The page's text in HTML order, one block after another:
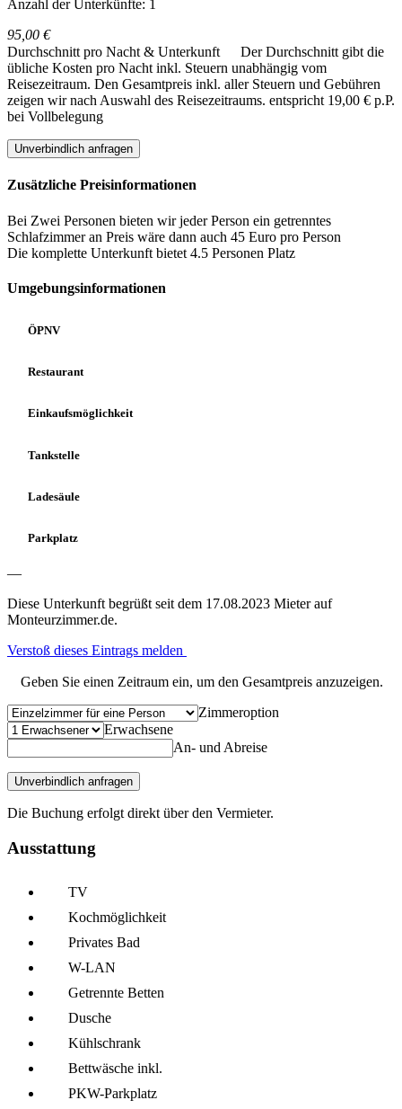
Anzahl der Unterkünfte: 1
95,00 €
Durchschnitt pro Nacht & Unterkunft
Der Durchschnitt gibt die
übliche Kosten pro Nacht inkl. Steuern unabhängig vom
Reisezeitraum. Den Gesamtpreis inkl. aller Steuern und Gebühren
zeigen wir nach Auswahl des Reisezeitraums. entspricht 19,00 € p.P.
bei Vollbelegung
Unverbindlich anfragen
Zusätzliche Preisinformationen
Bei Zwei Personen bieten wir jeder Person ein getrenntes
Schlafzimmer an Preis wäre dann auch 45 Euro pro Person
Die komplette Unterkunft bietet 4.5 Personen Platz
Umgebungsinformationen
ÖPNV
Restaurant
Einkaufsmöglichkeit
Tankstelle
Ladesäule
Parkplatz
—
Diese Unterkunft begrüßt seit dem 17.08.2023 Mieter auf
Monteurzimmer.de.
Verstoß dieses Eintrags melden
Geben Sie einen Zeitraum ein, um den Gesamtpreis anzuzeigen.
Zimmeroption
Erwachsene
An- und Abreise
Unverbindlich anfragen
Die Buchung erfolgt direkt über den Vermieter.
Ausstattung
TV
Kochmöglich­keit
Privates Bad
W-LAN
Getrennte Betten
Dusche
Kühl­schrank
Bettwäsche inkl.
PKW-Parkplatz